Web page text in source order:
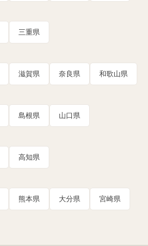
三重県
滋賀県 奈良県 和歌山県
島根県 山口県
高知県
熊本県 大分県 宮崎県